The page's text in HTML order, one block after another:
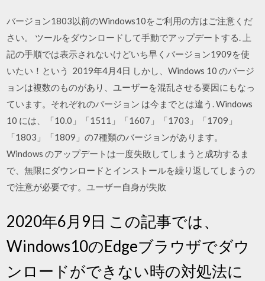
バージョン1803以前のWindows10をご利用の方はご注意くだ
さい。 ツールをダウンロードして手動でアップデートする. 上
記の手順では表示されないけどいち早くバージョン1909を使
いたい！という 2019年4月4日 しかし、Windows 10 のバージ
ョンは複数のものがあり、ユーザーを混乱させる要因にもなっ
ています。それぞれのバージョン は今までとは違う. Windows
10 には、「10.0」「1511」「1607」「1703」「1709」
「1803」「1809」の7種類のバージョンがあります。
Windows のアップデートは一度失敗してしまうと成功するま
で、無限にダウンロードとインストールを繰り返してしまうの
で注意が必要です。ユーザー自身が失敗
2020年6月9日 この記事では、
Windows10のEdgeブラウザでダウ
ンロードができない時の対処法に